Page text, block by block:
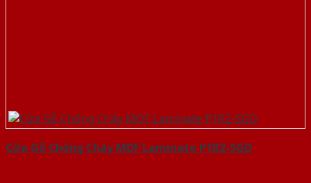
Cửa Gỗ Chống Cháy MDF Laminate P1R2-SGD